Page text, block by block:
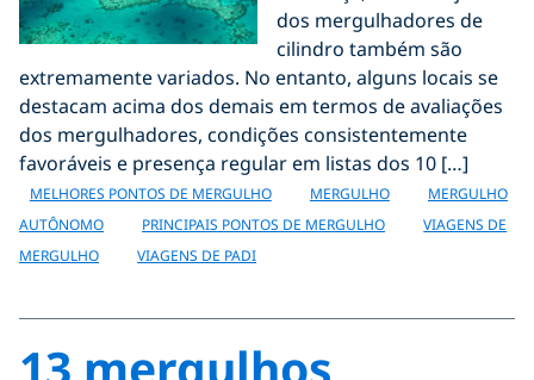
dos mergulhadores de
cilindro também são
extremamente variados. No entanto, alguns locais se
destacam acima dos demais em termos de avaliações
dos mergulhadores, condições consistentemente
favoráveis e presença regular em listas dos 10 […]
MELHORES PONTOS DE MERGULHO MERGULHO
MERGULHO
AUTÔNOMO
PRINCIPAIS PONTOS DE MERGULHO
VIAGENS DE
MERGULHO
VIAGENS DE PADI